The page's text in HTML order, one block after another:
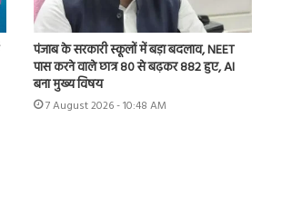
पंजाब के सरकारी स्कूलों में बड़ा बदलाव, NEET
पास करने वाले छात्र 80 से बढ़कर 882 हुए, AI
बना मुख्य विषय
7 August 2026 - 10:48 AM